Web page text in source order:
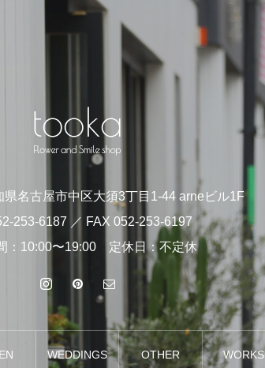
県名古屋市中区大須3丁目1-44 arneビル1F
253-6187 ／ FAX 052-253-6197
：10:00〜19:00 定休日：不定休
WEDDINGS OTHER WORKS